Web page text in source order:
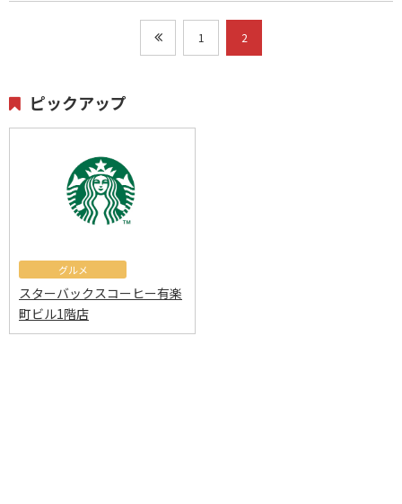
1 2
ピックアップ
グルメ
スターバックスコーヒー有楽
町ビル1階店